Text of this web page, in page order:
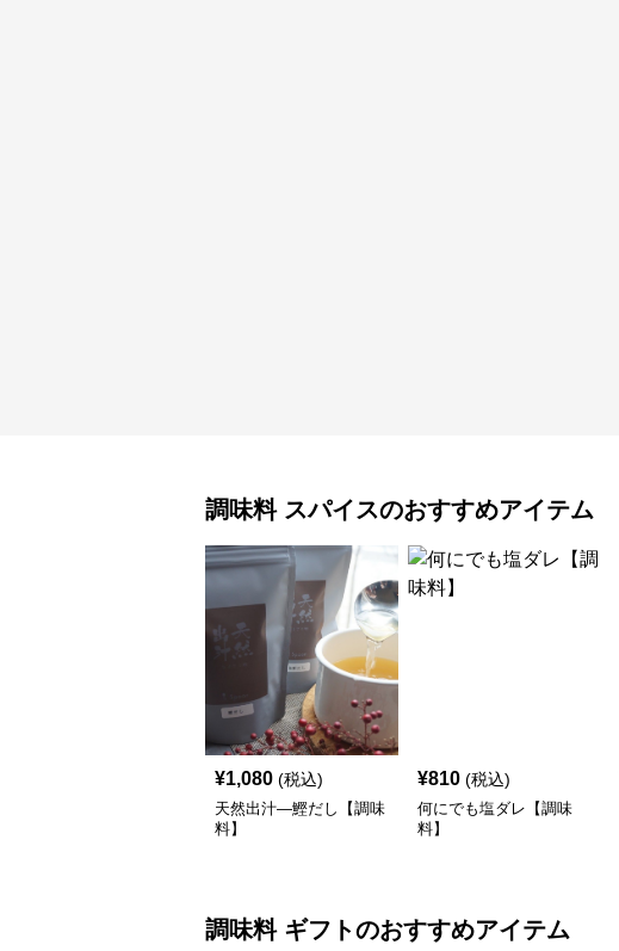
調味料 スパイスのおすすめアイテム
¥1,080 (税込)
天然出汁―鰹だし【調味
料】
¥810 (税込)
何にでも塩ダレ【調味
料】
調味料 ギフトのおすすめアイテム